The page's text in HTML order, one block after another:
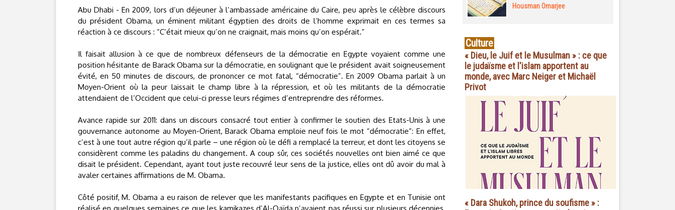
Abu Dhabi - En 2009, lors d’un déjeuner à l’ambassade américaine du Caire, peu après le célèbre discours
du président Obama, un éminent militant égyptien des droits de l’homme exprimait en ces termes sa
réaction à ce discours : “C’était mieux qu’on ne craignait, mais moins qu’on espérait.”
Il faisait allusion à ce que de nombreux défenseurs de la démocratie en Egypte voyaient comme une
position hésitante de Barack Obama sur la démocratie, en soulignant que le président avait soigneusement
évité, en 50 minutes de discours, de prononcer ce mot fatal, “démocratie”. En 2009 Obama parlait à un
Moyen-Orient où la peur laissait le champ libre à la répression, et où les militants de la démocratie
attendaient de l’Occident que celui-ci presse leurs régimes d’entreprendre des réformes.
Avance rapide sur 2011: dans un discours consacré tout entier à confirmer le soutien des Etats-Unis à une
gouvernance autonome au Moyen-Orient, Barack Obama emploie neuf fois le mot “démocratie”: En effet,
c’est à une tout autre région qu’il parle – une région où le défi a remplacé la terreur, et dont les citoyens se
considèrent comme les paladins du changement. A coup sûr, ces sociétés nouvelles ont bien aimé ce que
disait le président. Cependant, ayant tout juste recouvré leur sens de la justice, elles ont dû avoir du mal à
avaler certaines affirmations de M. Obama.
Côté positif, M. Obama a eu raison de relever que les manifestants pacifiques en Egypte et en Tunisie ont
Housman Omarjee
Culture
« Dieu, le Juif et le Musulman » : ce que
le judaïsme et l'islam apportent au
monde, avec Marc Neiger et Michaël
Privot
« Dara Shukoh, prince du soufisme » :